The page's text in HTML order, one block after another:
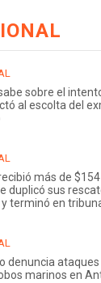
sobre el
al escolta del
más de
duplicó sus
terminó en
denuncia
marinos en